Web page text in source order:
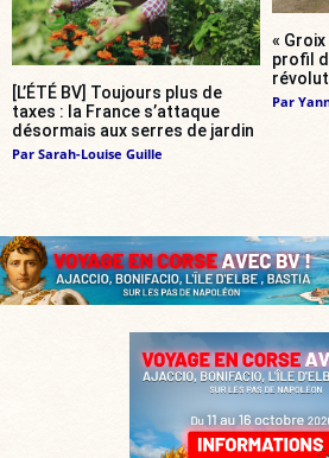
[L’ÉTÉ BV] Toujours plus de
taxes : la France s’attaque
désormais aux serres de jardin
Par Sarah-Louise Guille
«
profil
Par